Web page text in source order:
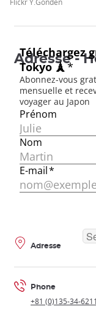
Flickr Y.Gonden
Adresse -
Adresse
Phone
+81 (0)135-34-6211